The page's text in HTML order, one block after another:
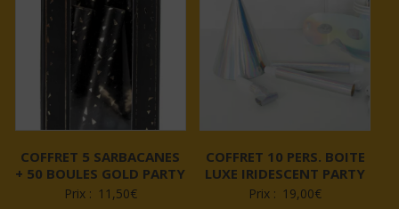
COFFRET 5 SARBACANES
+ 50 BOULES GOLD PARTY
Prix : 11,50€
COFFRET 10 PERS. BOITE
LUXE IRIDESCENT PARTY
Prix : 19,00€